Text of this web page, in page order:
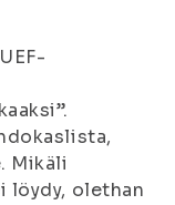
Mikäli
löydy, olethan